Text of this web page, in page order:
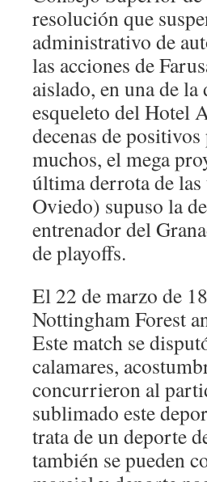
resolución que
administrativo de
las acciones de
aislado, en una de la
esqueleto del Hotel
decenas de
muchos, el mega
última derrota de
Oviedo) supuso la
entrenador del
de playoffs.
El 22 de marzo de
Nottingham Forest
Este match se
calamares,
concurrieron al
sublimado este
trata de un deporte
también se pueden